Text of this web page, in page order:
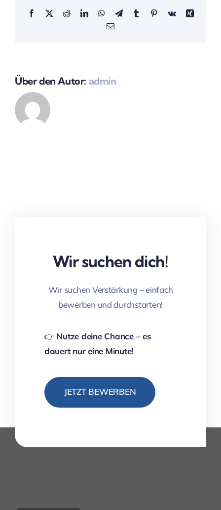
Facebook
X RedditLinkedInWhatsApp
TelegramTumblrPinterestVk
Xing
E-
Über den Autor: admin
Wir suchen dich!
Wir suchen Verstärkung – einfach
bewerben und durchstarten!
👉 Nutze deine Chance – es
dauert nur eine Minute!
JETZT BEWERBEN